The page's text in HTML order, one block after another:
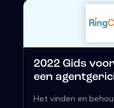
2022 Gids
een
Het vinden en